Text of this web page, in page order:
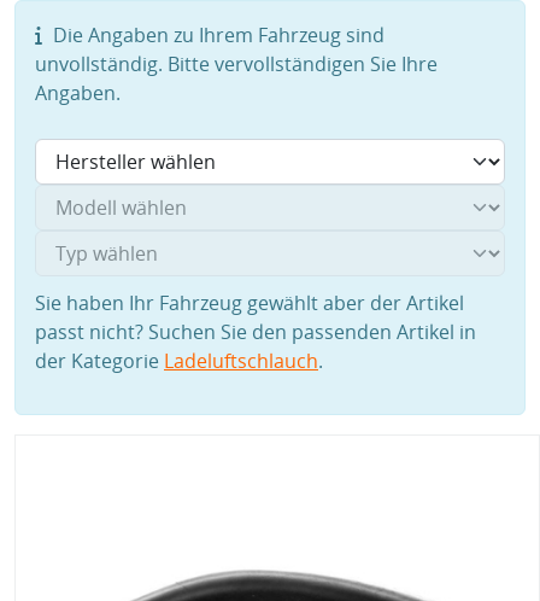
Die Angaben zu Ihrem Fahrzeug sind
unvollständig. Bitte vervollständigen Sie Ihre
Angaben.
Sie haben Ihr Fahrzeug gewählt aber der Artikel
passt nicht? Suchen Sie den passenden Artikel in
der Kategorie Ladeluftschlauch.